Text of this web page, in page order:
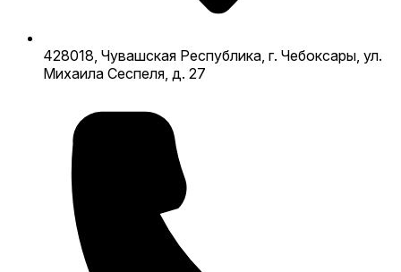
428018, Чувашская Республика, г. Чебоксары, ул.
Михаила Сеспеля, д. 27